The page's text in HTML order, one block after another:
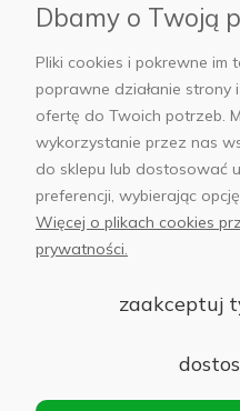
AB Foto
+48
© 2025 Wszelkie prawa
Dbamy o Twoją
Pliki cookies i pokrewne im
poprawne działanie
ofertę do Twoich potrzeb.
wykorzystanie przez nas
do sklepu lub dostosować
preferencji, wybierając
Więcej o plikach cookies
prywatności.
zaakceptuj